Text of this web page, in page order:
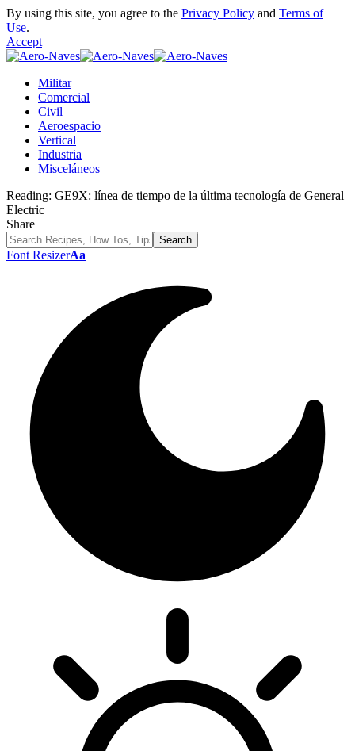
By using this site, you agree to the Privacy Policy and Terms of
Use.
Accept
Militar
Comercial
Civil
Aeroespacio
Vertical
Industria
Misceláneos
Reading: GE9X: línea de tiempo de la última tecnología de General
Electric
Share
Font ResizerAa